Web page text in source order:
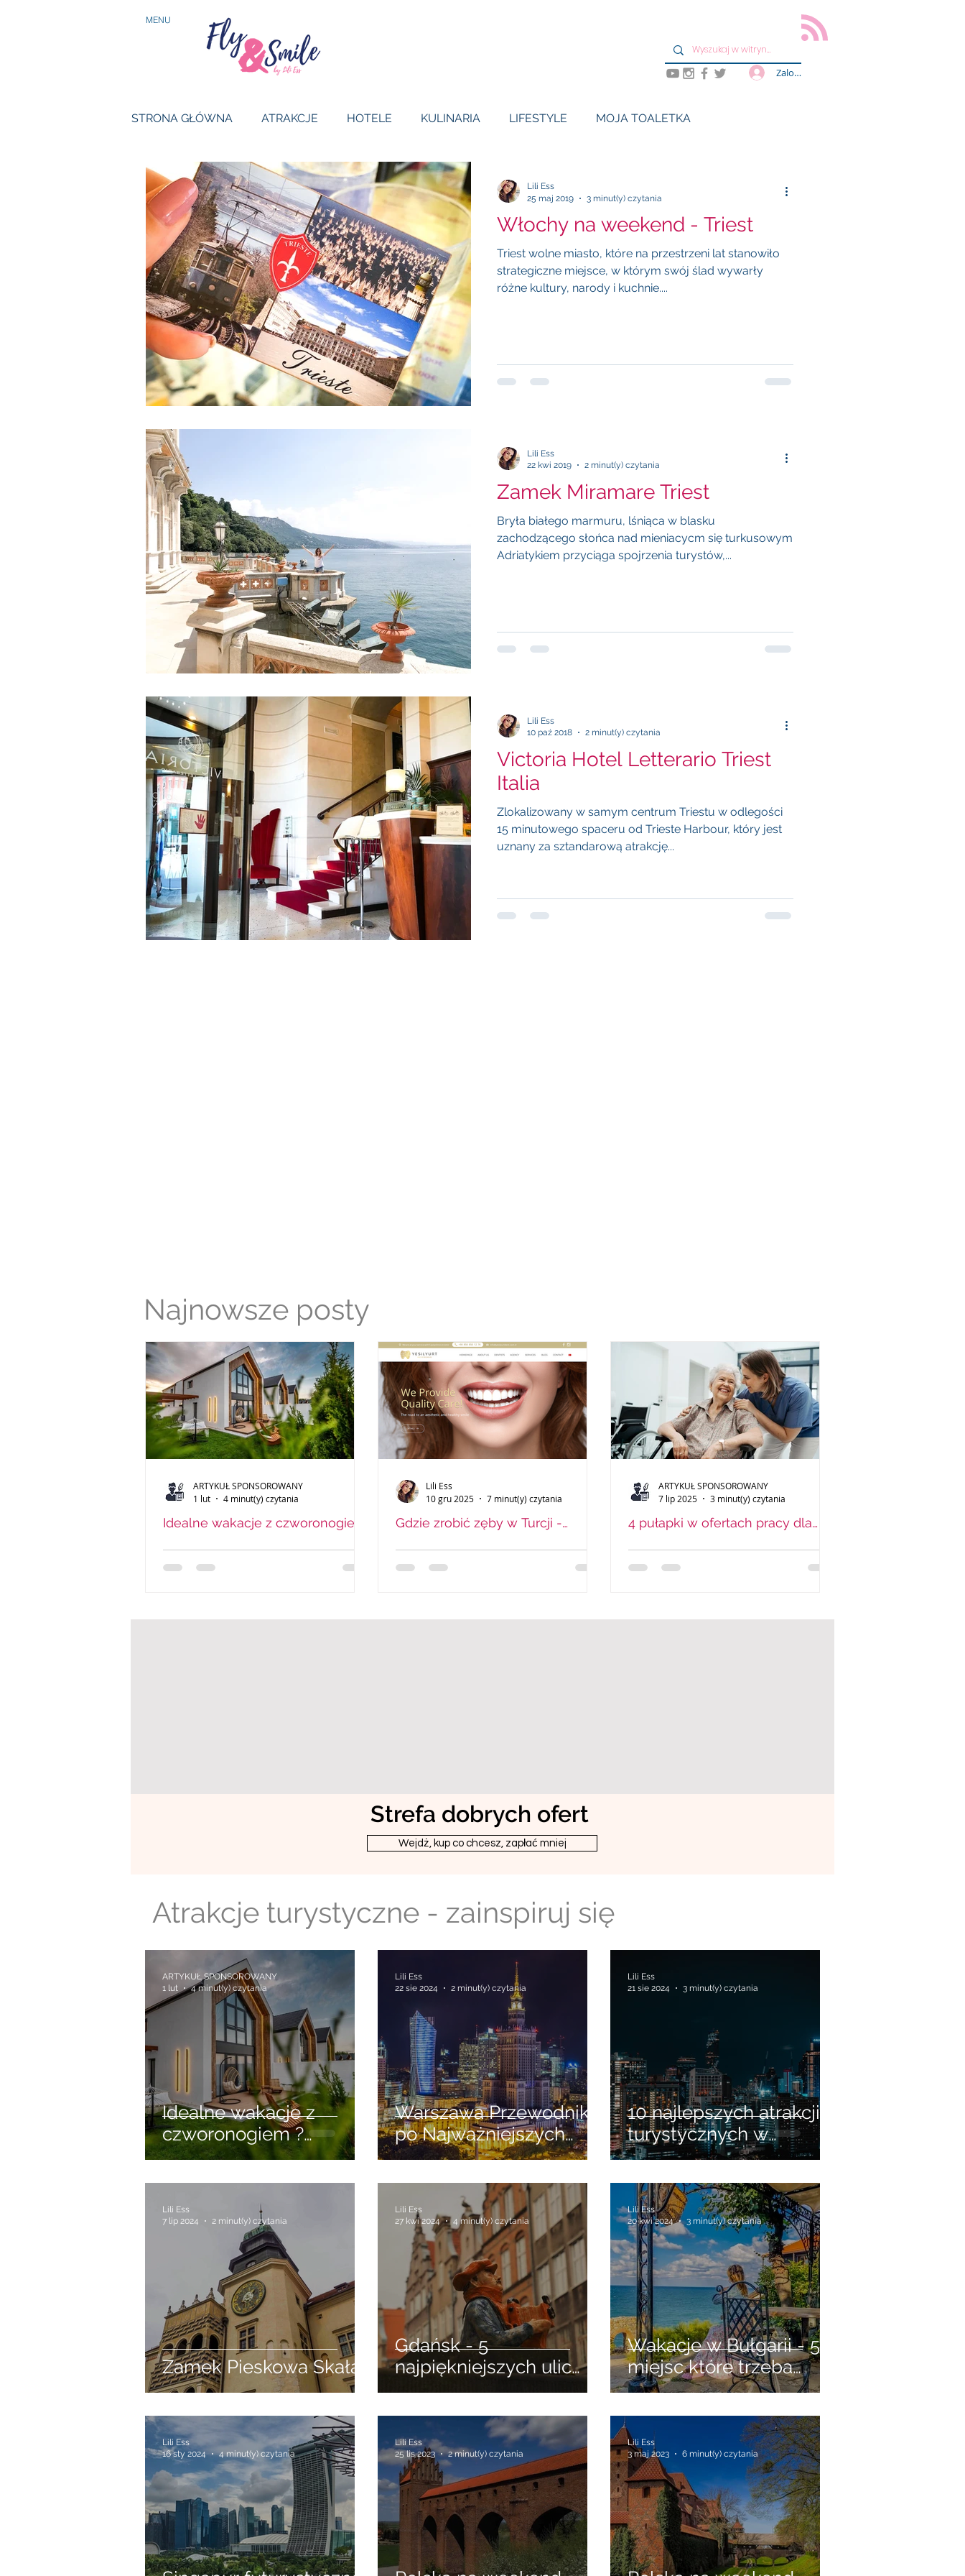
MENU
Zaloguj się
STRONA GŁÓWNA ATRAKCJE HOTELE KULINARIA LIFESTYLE MOJA TOALETKA
Włochy na weekend - Triest
Triest wolne miasto, które na przestrzeni lat stanowiło
strategiczne miejsce, w którym swój ślad wywarły
różne kultury, narody i kuchnie....
Lili Ess
25 maj 2019
3 minut(y) czytania
Zamek Miramare Triest
Bryła białego marmuru, lśniąca w blasku
zachodzącego słońca nad mieniacycm się turkusowym
Adriatykiem przyciąga spojrzenia turystów,...
Lili Ess
22 kwi 2019
2 minut(y) czytania
Victoria Hotel Letterario Triest
Italia
Zlokalizowany w samym centrum Triestu w odlegości
15 minutowego spaceru od Trieste Harbour, który jest
uznany za sztandarową atrakcję...
Lili Ess
10 paź 2018
2 minut(y) czytania
Najnowsze posty
Idealne wakacje z czworonogiem
zwierzętom
ARTYKUŁ SPONSOROWANY
1 lut
4 minut(y) czytania
Gdzie zrobić zęby w Turcji -
Lili Ess
10 gru 2025
7 minut(y) czytania
4 pułapki w ofertach pracy dla
ARTYKUŁ SPONSOROWANY
7 lip 2025
3 minut(y) czytania
Strefa dobrych ofert
Wejdż, kup co chcesz, zapłać mniej
Atrakcje turystyczne - zainspiruj się
Idealne wakacje z
czworonogiem ?
Sprawdź wynajem
ARTYKUŁ SPONSOROWANY
1 lut
4 minut(y) czytania
Warszawa Przewodnik
po Najważniejszych
Atrakcjach
Lili Ess
22 sie 2024
2 minut(y) czytania
10 najlepszych atrakcji
turystycznych w
Bangkoku, które musisz
Lili Ess
21 sie 2024
3 minut(y) czytania
Zamek Pieskowa Skała
Lili Ess
7 lip 2024
2 minut(y) czytania
Gdańsk - 5
najpiękniejszych ulic
Głównego Miasta. Ulica
Lili Ess
27 kwi 2024
4 minut(y) czytania
Wakacje w Bułgarii - 5
miejsc które trzeba
zobaczyć w antycznym
Lili Ess
20 kwi 2024
3 minut(y) czytania
Lili Ess
16 sty 2024
4 minut(y) czytania
Lili Ess
25 lis 2023
2 minut(y) czytania
Lili Ess
3 maj 2023
6 minut(y) czytania